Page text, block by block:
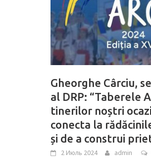
Gheorghe Cârciu,
al DRP: “Taberele
tinerilor noștri
conecta la
și de a construi
2 Июль 2024 admin